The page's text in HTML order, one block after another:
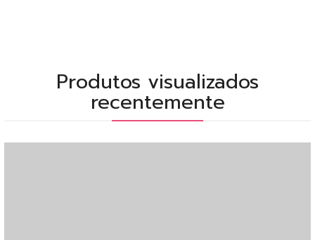
Produtos visualizados
recentemente